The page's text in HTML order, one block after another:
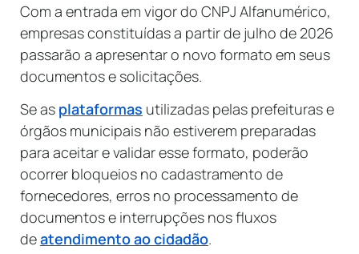
Com a entrada em vigor do CNPJ Alfanumérico,
empresas constituídas a partir de julho de 2026
passarão a apresentar o novo formato em seus
documentos e solicitações.
Se as plataformas utilizadas pelas prefeituras e
órgãos municipais não estiverem preparadas
para aceitar e validar esse formato, poderão
ocorrer bloqueios no cadastramento de
fornecedores, erros no processamento de
documentos e interrupções nos fluxos
deatendimento ao cidadão.